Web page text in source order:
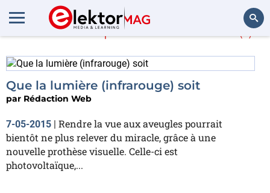
En savoir plus sur (1)
Que la lumière (infrarouge) soit
par Rédaction Web
7-05-2015 | Rendre la vue aux aveugles pourrait
bientôt ne plus relever du miracle, grâce à une
nouvelle prothèse visuelle. Celle-ci est
photovoltaïque,...